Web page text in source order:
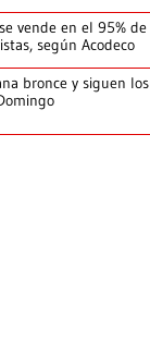
vende en el 95% de
según Acodeco
bronce y siguen los